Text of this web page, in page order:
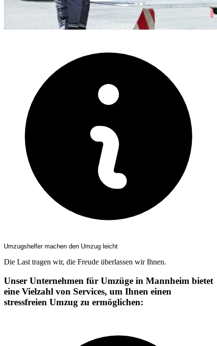
Umzugshelfer machen den Umzug leicht
Die Last tragen wir, die Freude überlassen wir Ihnen.
Unser Unternehmen für Umzüge in Mannheim bietet
eine Vielzahl von Services, um Ihnen einen
stressfreien Umzug zu ermöglichen: